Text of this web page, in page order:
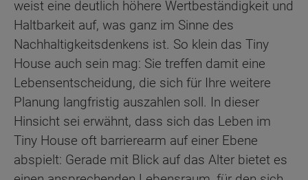
weist eine deutlich höhere Wertbeständigkeit und
Haltbarkeit auf, was ganz im Sinne des
Nachhaltigkeitsdenkens ist. So klein das Tiny
House auch sein mag: Sie treffen damit eine
Lebensentscheidung, die sich für Ihre weitere
Planung langfristig auszahlen soll. In dieser
Hinsicht sei erwähnt, dass sich das Leben im
Tiny House oft barrierearm auf einer Ebene
abspielt: Gerade mit Blick auf das Alter bietet es